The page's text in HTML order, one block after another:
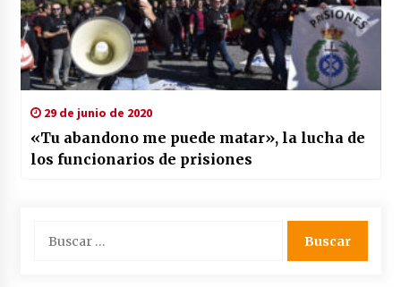
29 de junio de 2020
«Tu abandono me puede matar», la lucha de
los funcionarios de prisiones